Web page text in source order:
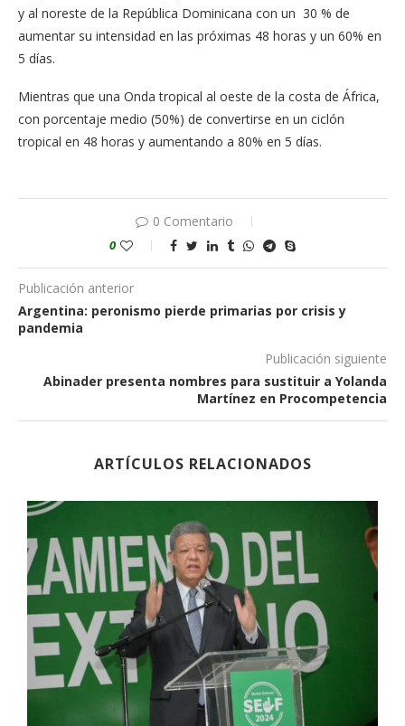
y al noreste de la República Dominicana con un 30 % de
aumentar su intensidad en las próximas 48 horas y un 60% en
5 días.
Mientras que una Onda tropical al oeste de la costa de África,
con porcentaje medio (50%) de convertirse en un ciclón
tropical en 48 horas y aumentando a 80% en 5 días.
0 Comentario
0
Publicación anterior
Argentina: peronismo pierde primarias por crisis y
pandemia
Publicación siguiente
Abinader presenta nombres para sustituir a Yolanda
Martínez en Procompetencia
ARTÍCULOS RELACIONADOS